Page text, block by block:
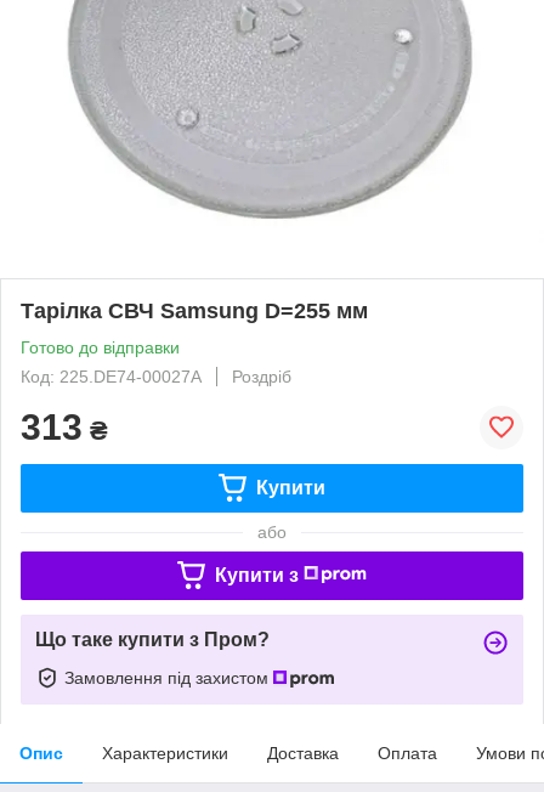
Тарілка СВЧ Samsung D=255 мм
Готово до відправки
Код: 225.DE74-00027A
Роздріб
313 ₴
Купити
або
Купити з
Що таке купити з Пром?
Замовлення під захистом
Опис Характеристики Доставка Оплата Умови